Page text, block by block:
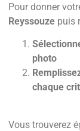
Pour donner
Reyssouze puis
photo
chaque
Vous trouverez